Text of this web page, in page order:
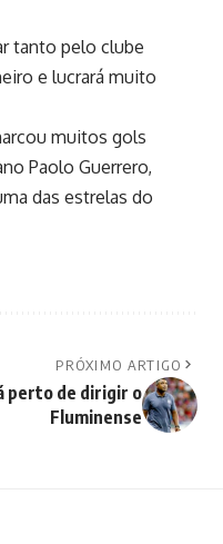
tanto pelo clube
e lucrará muito
muitos gols
Paolo Guerrero,
das estrelas do
PRÓXIMO ARTIGO
perto de dirigir o
Fluminense